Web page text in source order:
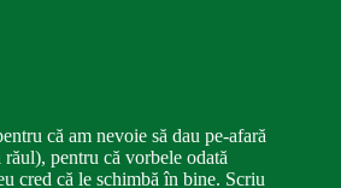
că am nevoie să dau pe-afară
pentru că vorbele odată
cred că le schimbă în bine. Scriu